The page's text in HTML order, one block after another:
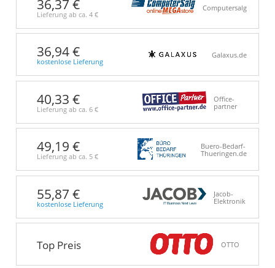
36,37 €
Lieferung ab ca. 4 €
Computersalg
36,94 €
kostenlose Lieferung
Galaxus.de
40,33 €
Lieferung ab ca. 6 €
Office-
partner
49,19 €
Lieferung ab ca. 5 €
Buero-Bedarf-
Thueringen.de
55,87 €
kostenlose Lieferung
Jacob-
Elektronik
Top Preis OTTO